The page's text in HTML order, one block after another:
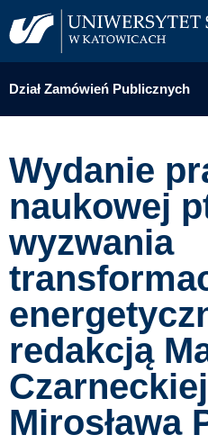
Dział Zamówień Publicznych
Wydanie
naukowej
wyzwania
redakcją
Mirosława